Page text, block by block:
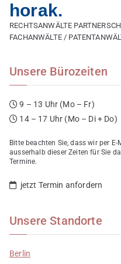
horak.
RECHTSANWÄLTE
FACHANWÄLTE /
Unsere Bürozeiten
9 – 13 Uhr (Mo – Fr)
14 – 17 Uhr (Mo – Di + Do)
Bitte beachten Sie, dass wir per
ausserhalb dieser Zeiten für Sie
Termine.
jetzt Termin anfordern
Unsere Standorte
Berlin